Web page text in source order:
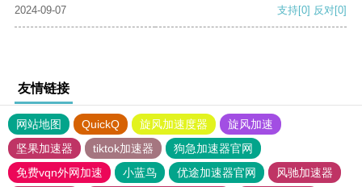
2024-09-07 支持[0] 反对[0]
友情链接
网站地图 QuickQ 旋风加速度器
旋风加速
坚果加速器
tiktok加速器
狗急加速器官网
免费vqn外网加速
小蓝鸟 优途加速器官网 风驰加速器